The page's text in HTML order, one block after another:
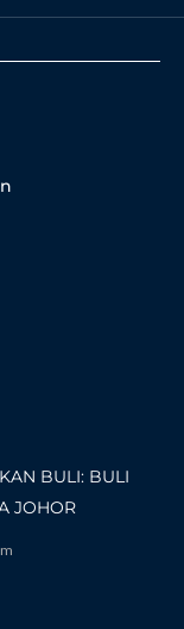
o
BULI: BULI
JOHOR